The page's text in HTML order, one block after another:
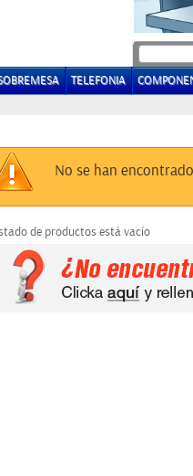
TELEFONIA
No se han
de productos está vacío